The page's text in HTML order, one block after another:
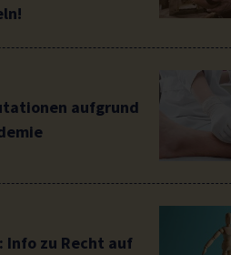
aufgrund
Info zu Recht auf